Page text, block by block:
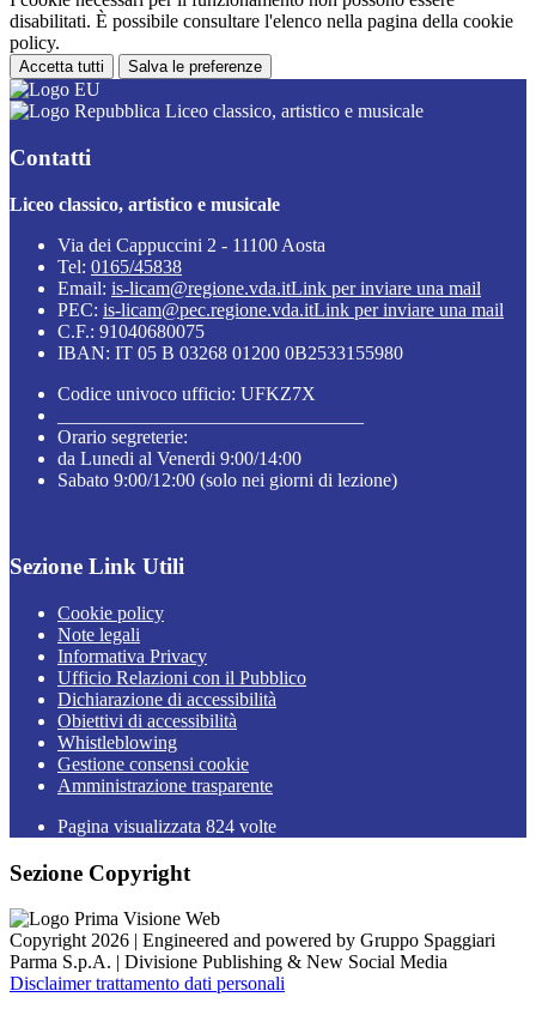
disabilitati. È possibile consultare l'elenco nella pagina della cookie
policy.
Accetta tutti Salva le preferenze
Liceo classico, artistico e musicale
Contatti
Liceo classico, artistico e musicale
Via dei Cappuccini 2 - 11100 Aosta
Tel: 0165/45838
Email: is-licam@regione.vda.itLink per inviare una mail
PEC: is-licam@pec.regione.vda.itLink per inviare una mail
C.F.: 91040680075
IBAN: IT 05 B 03268 01200 0B2533155980
Codice univoco ufficio: UFKZ7X
Orario segreterie:
da Lunedi al Venerdi 9:00/14:00
Sabato 9:00/12:00 (solo nei giorni di lezione)
Sezione Link Utili
Cookie policy
Note legali
Informativa Privacy
Ufficio Relazioni con il Pubblico
Dichiarazione di accessibilità
Obiettivi di accessibilità
Whistleblowing
Gestione consensi cookie
Amministrazione trasparente
Pagina visualizzata 824 volte
Sezione Copyright
Copyright 2026 | Engineered and powered by Gruppo Spaggiari
Parma S.p.A. | Divisione Publishing & New Social Media
Disclaimer trattamento dati personali